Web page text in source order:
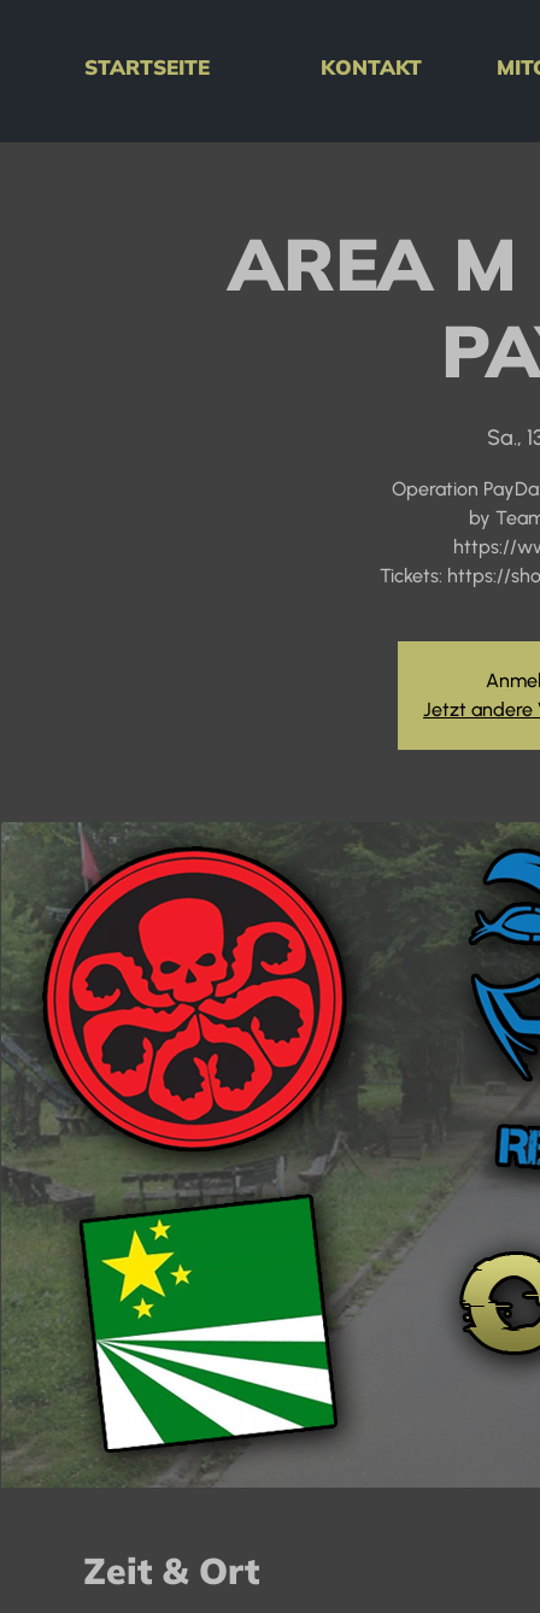
STARTSEITE KONTAKT
AREA
Sa.,
Operation
by
https://
Tickets: https://
Jetzt andere
Zeit & Ort